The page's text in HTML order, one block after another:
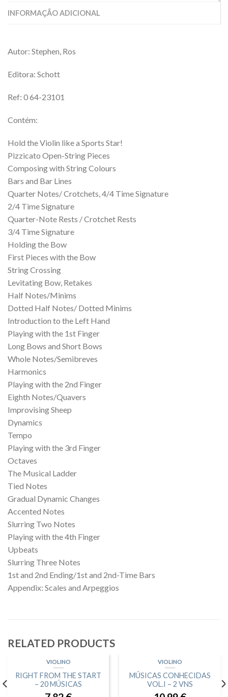
INFORMAÇÃO ADICIONAL
Autor: Stephen, Ros
Editora: Schott
Ref: 0 64-23101
Contém:
Hold the Violin like a Sports Star!
Pizzicato Open-String Pieces
Composing with String Colours
Bars and Bar Lines
Quarter Notes/ Crotchets, 4/4 Time Signature
2/4 Time Signature
Quarter-Note Rests / Crotchet Rests
3/4 Time Signature
Holding the Bow
First Pieces with the Bow
String Crossing
Levitating Bow, Retakes
Half Notes/Minims
Dotted Half Notes/ Dotted Minims
Introduction to the Left Hand
Playing with the 1st Finger
Long Bows and Short Bows
Whole Notes/Semibreves
Harmonics
Playing with the 2nd Finger
Eighth Notes/Quavers
Improvising Sheep
Dynamics
Tempo
Playing with the 3rd Finger
Octaves
The Musical Ladder
Tied Notes
Gradual Dynamic Changes
Accented Notes
Slurring Two Notes
Playing with the 4th Finger
Upbeats
Slurring Three Notes
1st and 2nd Ending/1st and 2nd-Time Bars
Appendix: Scales and Arpeggios
RELATED PRODUCTS
VIOLINO
RIGHT FROM THE START
– 20 MÚSICAS
VIOLINO
MÚSICAS CONHECIDAS
VOL.I – 2 VNS